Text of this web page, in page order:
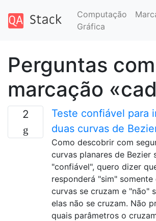
Computação
Gráfica
Perguntas
marcação
2
Teste confiável para
duas curvas de
Como descobrir com
curvas planares de Bezier
"confiável", quero dizer
responderá "sim" somente
curvas se cruzam e "não"
elas não se cruzam. Não
quais parâmetros o